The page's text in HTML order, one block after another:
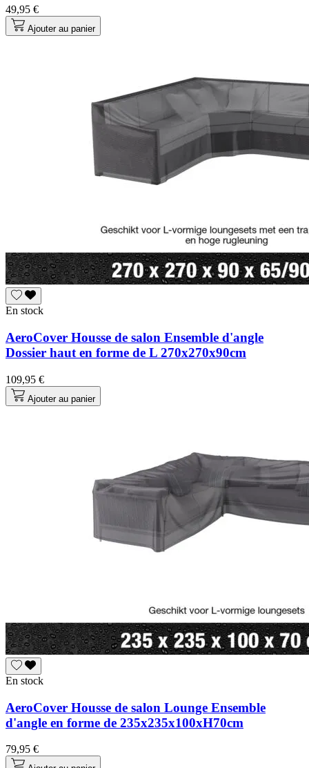
49,95 €
Ajouter au panier
En stock
AeroCover Housse de salon Ensemble d'angle
Dossier haut en forme de L 270x270x90cm
109,95 €
Ajouter au panier
En stock
AeroCover Housse de salon Lounge Ensemble
d'angle en forme de 235x235x100xH70cm
79,95 €